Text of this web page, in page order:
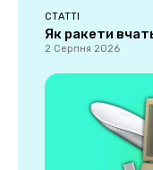
СТАТТІ
Як ракети
2 Серпня 2026